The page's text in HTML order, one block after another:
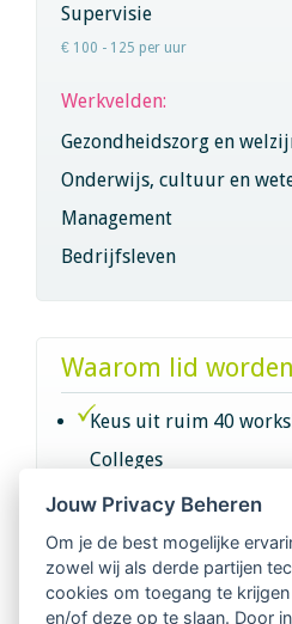
Supervisie
€ 100 - 125 per uur
Werkvelden:
Gezondheidszorg en
Onderwijs, cultuur en
Management
Bedrijfsleven
Waarom lid
Keus uit ruim 40
Colleges
Intervisie met
Netwerk van 2100
regio's
Jouw Privacy Beheren
Om je de best mogelijke
zowel wij als derde partijen
cookies om toegang te
en/of deze op te slaan. Door